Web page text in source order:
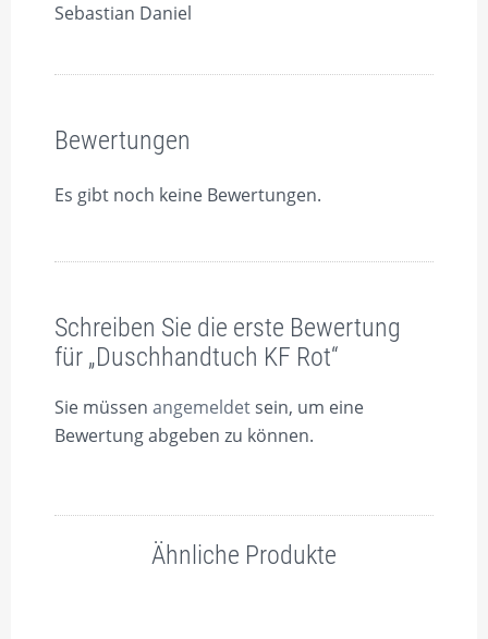
Sebastian Daniel
Bewertungen
Es gibt noch keine Bewertungen.
Schreiben Sie die erste Bewertung
für „Duschhandtuch KF Rot“
Sie müssen angemeldetsein, um eine
Bewertung abgeben zu können.
Ähnliche Produkte